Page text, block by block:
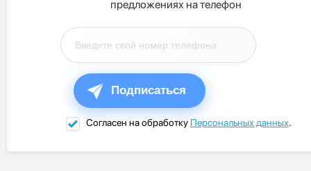
предложениях на телефон
Подписаться
Согласен на обработку Персональных данных.